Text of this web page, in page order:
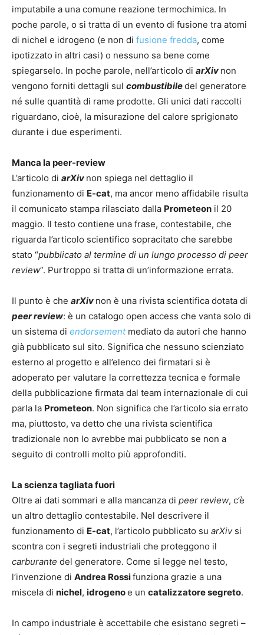
imputabile a una comune reazione termochimica. In
poche parole, o si tratta di un evento di fusione tra atomi
di nichel e idrogeno (e non di fusione fredda, come
ipotizzato in altri casi) o nessuno sa bene come
spiegarselo. In poche parole, nell’articolo di arXiv non
vengono forniti dettagli sul combustibiledel generatore
né sulle quantità di rame prodotte. Gli unici dati raccolti
riguardano, cioè, la misurazione del calore sprigionato
durante i due esperimenti.
Manca la peer-review
L’articolo di arXiv non spiega nel dettaglio il
funzionamento di E-cat, ma ancor meno affidabile risulta
il comunicato stampa rilasciato dalla Prometeon il 20
maggio. Il testo contiene una frase, contestabile, che
riguarda l’articolo scientifico sopracitato che sarebbe
stato “pubblicato al termine di un lungo processo di peer
review”. Purtroppo si tratta di un’informazione errata.
Il punto è che arXiv non è una rivista scientifica dotata di
peer review: è un catalogo open access che vanta solo di
un sistema di endorsement mediato da autori che hanno
già pubblicato sul sito. Significa che nessuno scienziato
esterno al progetto e all’elenco dei firmatari si è
adoperato per valutare la correttezza tecnica e formale
della pubblicazione firmata dal team internazionale di cui
parla la Prometeon. Non significa che l’articolo sia errato
ma, piuttosto, va detto che una rivista scientifica
tradizionale non lo avrebbe mai pubblicato se non a
seguito di controlli molto più approfonditi.
La scienza tagliata fuori
Oltre ai dati sommari e alla mancanza di peer review, c’è
un altro dettaglio contestabile. Nel descrivere il
funzionamento di E-cat, l’articolo pubblicato su arXiv si
scontra con i segreti industriali che proteggono il
carburante del generatore. Come si legge nel testo,
l’invenzione di Andrea Rossifunziona grazie a una
miscela di nichel, idrogenoe un catalizzatore segreto.
In campo industriale è accettabile che esistano segreti –